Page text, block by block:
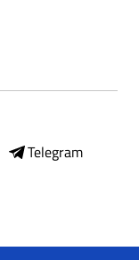
Telegram